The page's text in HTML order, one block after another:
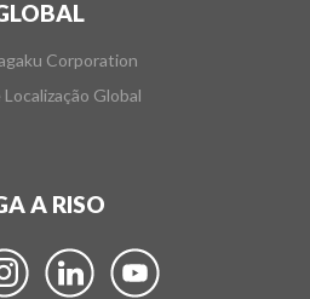
Corporation
Localização Global
A RISO